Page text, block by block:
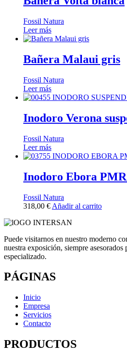
Fossil Natura
Leer más
Bañera Malaui gris
Fossil Natura
Leer más
Inodoro Verona
Fossil Natura
Leer más
Inodoro Ebora
Fossil Natura
318,00 € Añadir al carrito
Puede visitarnos en nuestro moderno
nuestra exposición, siempre asesorados
especializado.
PÁGINAS
Inicio
Empresa
Servicios
Contacto
PRODUCTOS